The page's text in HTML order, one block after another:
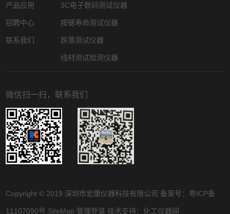
产品应用
招聘中心
联系我们
3C电子数码测试仪器
按键寿命测试仪器
跌落测试仪器
线材测试检测仪器
微信扫一扫，联系我们
Copyright © 2019 深圳市宏康仪器科技有限公司 备案号： 粤ICP备
11107090号 SiteMap 管理登录 技术支持： 化工仪器网